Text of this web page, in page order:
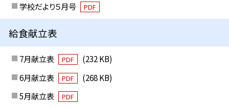
学校だより５月号 PDF
給食献立表
7月献立表 PDF
(232 KB)
6月献立表
PDF
(268 KB)
5月献立表
PDF